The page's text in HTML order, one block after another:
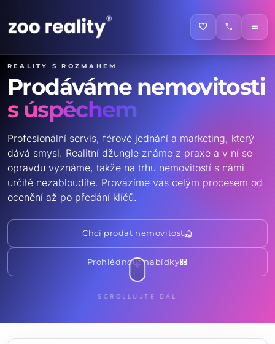
favorite call menu
Reality s rozmahem
Prodáváme nemovitosti
s úspěchem
Profesionální servis, férové jednání a marketing, který
dává smysl. Realitní džungle známe z praxe a v ní se
opravdu vyznáme, takže na trhu nemovitostí s námi
určitě nezabloudíte. Provázíme vás celým procesem od
ocenění až po předání klíčů.
Chci prodat nemovitostreal_estate_agent
Prohlédnout nabídkygrid_view
SCROLLUJTE DÁL